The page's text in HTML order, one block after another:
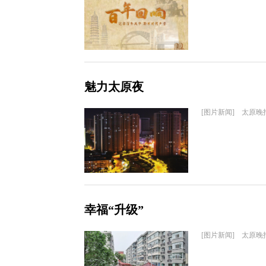
魅力太原夜
[图片新闻] 太原晚
幸福“升级”
[图片新闻] 太原晚